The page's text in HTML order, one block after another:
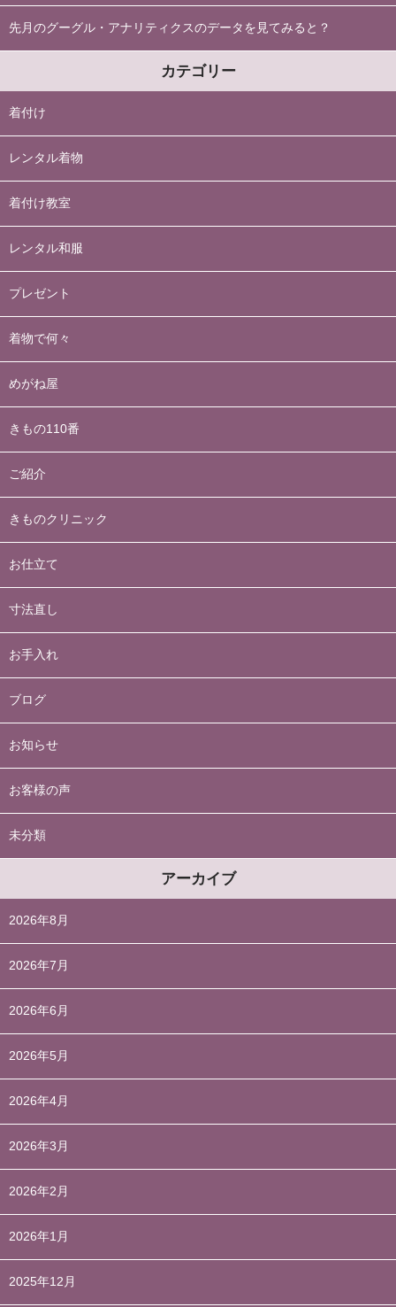
先月のグーグル・アナリティクスのデータを見てみると？
カテゴリー
着付け
レンタル着物
着付け教室
レンタル和服
プレゼント
着物で何々
めがね屋
きもの110番
ご紹介
きものクリニック
お仕立て
寸法直し
お手入れ
ブログ
お知らせ
お客様の声
未分類
アーカイブ
2026年8月
2026年7月
2026年6月
2026年5月
2026年4月
2026年3月
2026年2月
2026年1月
2025年12月